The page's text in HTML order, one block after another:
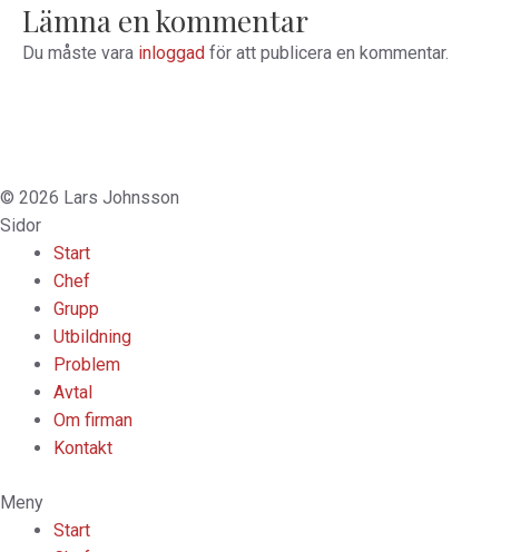
Lämna en kommentar
Du måste vara inloggad för att publicera en kommentar.
© 2026 Lars Johnsson
Sidor
Start
Chef
Grupp
Utbildning
Problem
Avtal
Om firman
Kontakt
Meny
Start